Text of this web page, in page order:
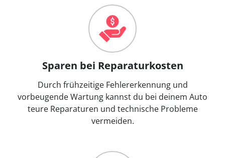
Sparen bei Reparaturkosten
Durch frühzeitige Fehlererkennung und
vorbeugende Wartung kannst du bei deinem Auto
teure Reparaturen und technische Probleme
vermeiden.